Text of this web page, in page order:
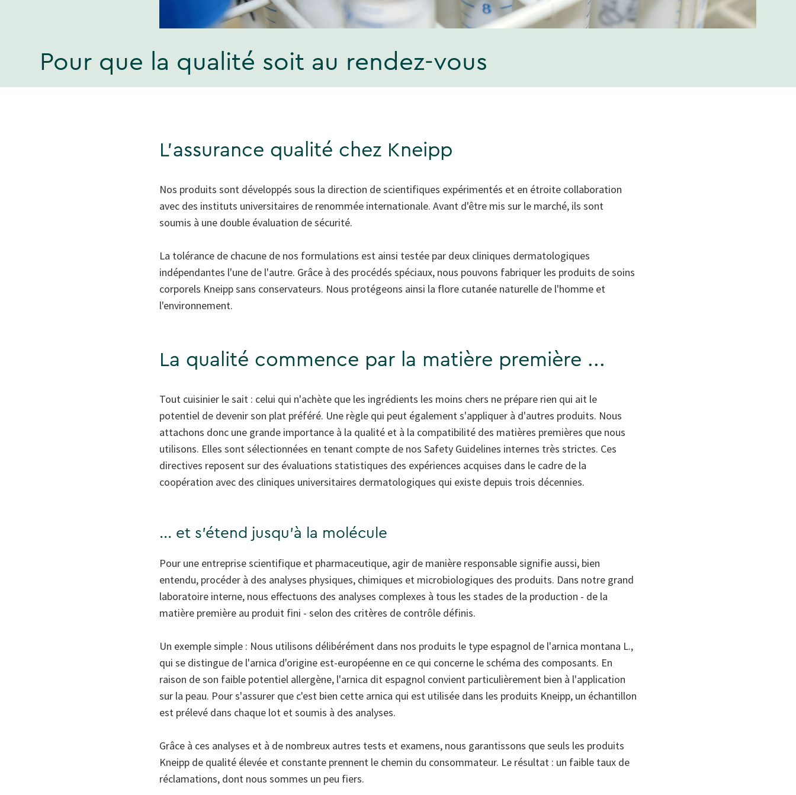
Pour que la qualité soit au rendez-vous
L'assurance qualité chez Kneipp
Nos produits sont développés sous la direction de scientifiques expérimentés et en étroite collaboration
avec des instituts universitaires de renommée internationale. Avant d'être mis sur le marché, ils sont
soumis à une double évaluation de sécurité.
La tolérance de chacune de nos formulations est ainsi testée par deux cliniques dermatologiques
indépendantes l'une de l'autre. Grâce à des procédés spéciaux, nous pouvons fabriquer les produits de soins
corporels Kneipp sans conservateurs. Nous protégeons ainsi la flore cutanée naturelle de l'homme et
l'environnement.
La qualité commence par la matière première ...
Tout cuisinier le sait : celui qui n'achète que les ingrédients les moins chers ne prépare rien qui ait le
potentiel de devenir son plat préféré. Une règle qui peut également s'appliquer à d'autres produits. Nous
attachons donc une grande importance à la qualité et à la compatibilité des matières premières que nous
utilisons. Elles sont sélectionnées en tenant compte de nos Safety Guidelines internes très strictes. Ces
directives reposent sur des évaluations statistiques des expériences acquises dans le cadre de la
coopération avec des cliniques universitaires dermatologiques qui existe depuis trois décennies.
... et s'étend jusqu'à la molécule
Pour une entreprise scientifique et pharmaceutique, agir de manière responsable signifie aussi, bien
entendu, procéder à des analyses physiques, chimiques et microbiologiques des produits. Dans notre grand
laboratoire interne, nous effectuons des analyses complexes à tous les stades de la production - de la
matière première au produit fini - selon des critères de contrôle définis.
Un exemple simple : Nous utilisons délibérément dans nos produits le type espagnol de l'arnica montana L.,
qui se distingue de l'arnica d'origine est-européenne en ce qui concerne le schéma des composants. En
raison de son faible potentiel allergène, l'arnica dit espagnol convient particulièrement bien à l'application
sur la peau. Pour s'assurer que c'est bien cette arnica qui est utilisée dans les produits Kneipp, un échantillon
est prélevé dans chaque lot et soumis à des analyses.
Grâce à ces analyses et à de nombreux autres tests et examens, nous garantissons que seuls les produits
Kneipp de qualité élevée et constante prennent le chemin du consommateur. Le résultat : un faible taux de
réclamations, dont nous sommes un peu fiers.